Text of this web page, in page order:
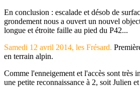
En conclusion : escalade et désob de
grondement nous a ouvert un nouvel
longue et étroite faille au pied du P42...
Samedi 12 avril 2014, les Frésard.
en terrain alpin.
Comme l'enneigement et l'accès sont très
une petite reconnaissance à 2, soit Julien